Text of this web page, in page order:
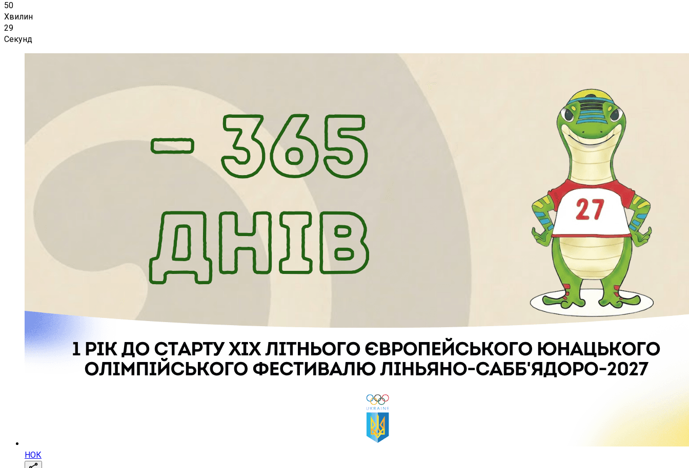
50
Хвилин
27
Секунд
НОК